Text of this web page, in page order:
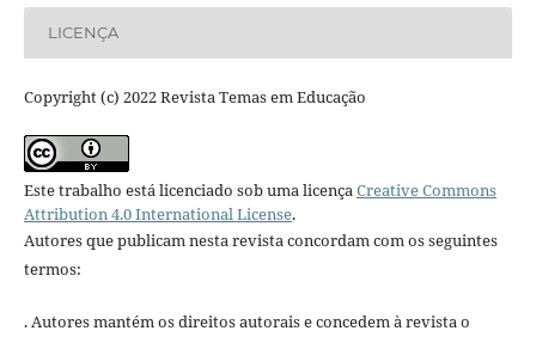
LICENÇA
Copyright (c) 2022 Revista Temas em Educação
Este trabalho está licenciado sob uma licençaCreative Commons
Attribution 4.0 International License.
Autores que publicam nesta revista concordam com os seguintes
termos:
. Autores mantém os direitos autorais e concedem à revista o